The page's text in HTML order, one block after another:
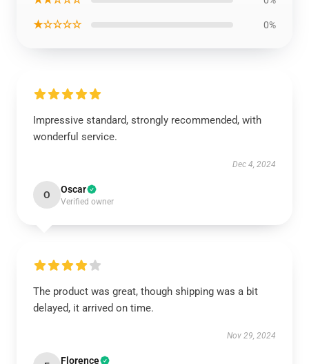
★☆☆☆☆ 0%
Impressive standard, strongly recommended, with
wonderful service.
Dec 4, 2024
O Oscar
Verified owner
The product was great, though shipping was a bit
delayed, it arrived on time.
Nov 29, 2024
Florence